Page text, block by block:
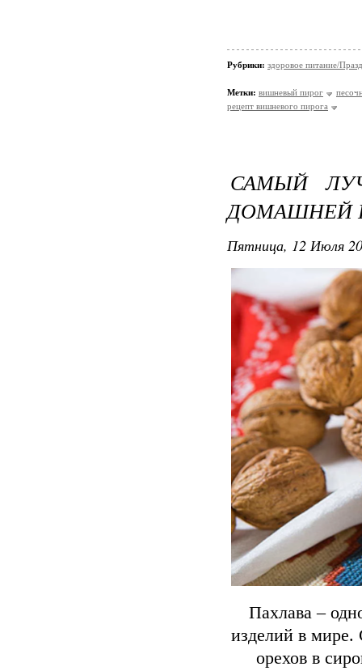
Рубрики: здоровое питание/
Метки: вишневый пирог
рецепт вишневого пирога
САМЫЙ
ДОМАШНЕЙ
Пятница, 12 Июля
Пахлава –
изделий в мире.
орехов в